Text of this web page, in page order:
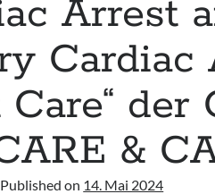
Arrest
Cardiac
der
&
Published on 14. Mai 2024